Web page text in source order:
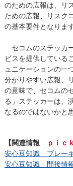
のための広報は、リ
ための広報、リスク
の基本要件となります
セコムのステッカ
ビスを提供している
ュニケーションの一
分かりやすい広報、
の意味で、セコムの
る」ステッカーは、
なるのではないかと
【関連情報 ｐｉｃ
安心豆知識 ブレー
安心豆知識 間接情